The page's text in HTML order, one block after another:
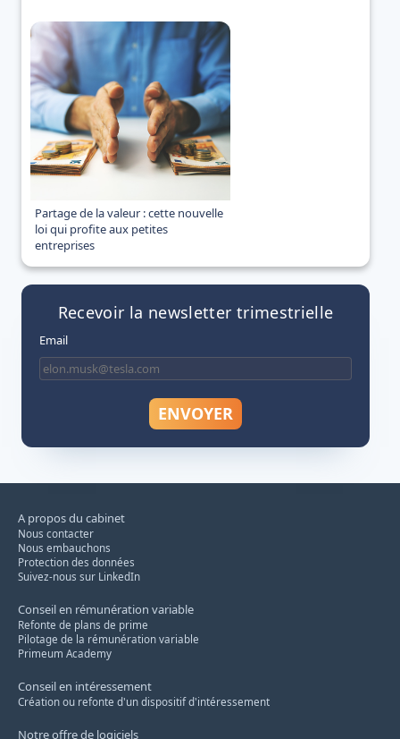
Partage de la valeur : cette nouvelle
loi qui profite aux petites
entreprises
Recevoir la newsletter trimestrielle
Email
A propos du cabinet
Nous contacter
Nous embauchons
Protection des données
Suivez-nous sur LinkedIn
Conseil en rémunération variable
Refonte de plans de prime
Pilotage de la rémunération variable
Primeum Academy
Conseil en intéressement
Création ou refonte d'un dispositif d'intéressement
Notre offre de logiciels